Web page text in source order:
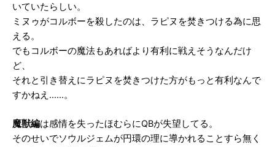
いていたらしい。
ミヌゥがコルボーを殺したのは、ラピヌを焚きつける為に思
える。
でもコルボーの魔法もあればより有利に戦えそうなんだけ
ど、
それと引き替えにラピヌを焚きつけた方がもっと有利なんで
すかねえ……。
魔獣編は感情を失ったほむらにQBが失望してる。
そのせいでソウルジェムが円環の理に導かれることすら無く